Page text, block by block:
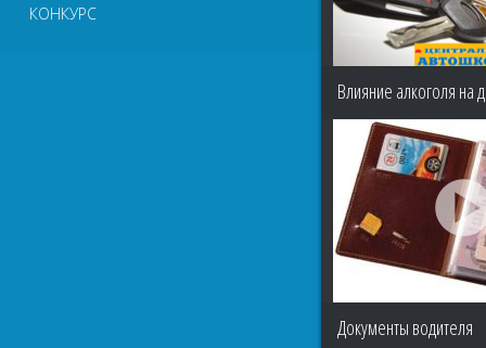
КОНКУРС
Влияние алкоголя на
Документы водителя